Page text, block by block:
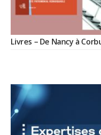
Livres – De Nancy à